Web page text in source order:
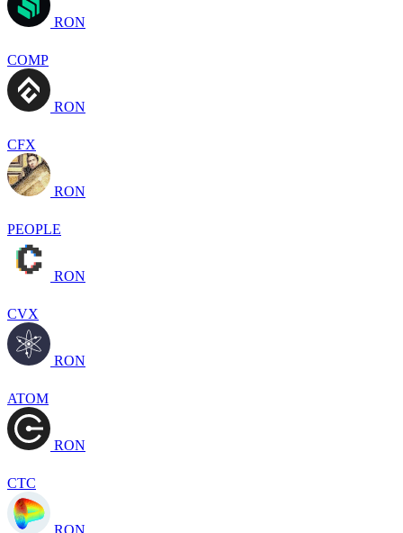
RON
COMP
RON
CFX
RON
PEOPLE
RON
CVX
RON
ATOM
RON
CTC
RON